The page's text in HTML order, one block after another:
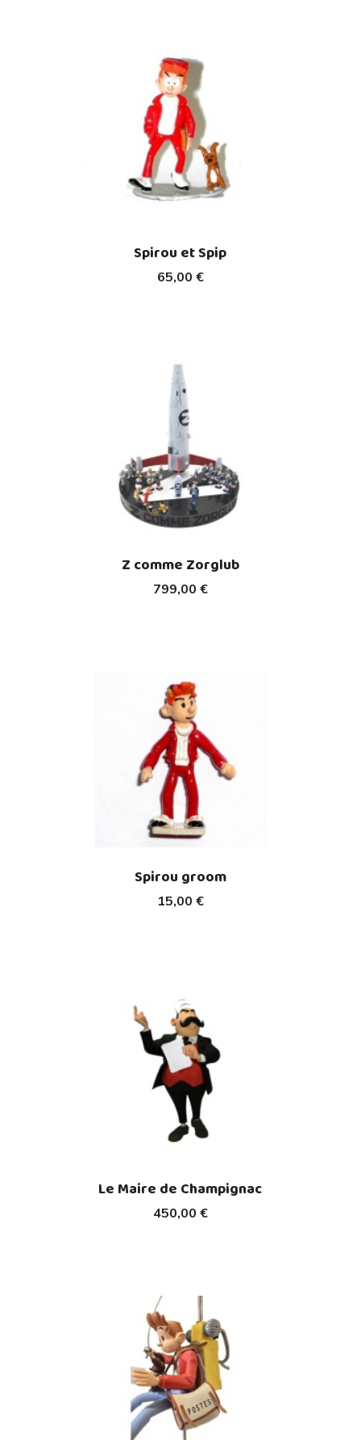
65,00 €
Spirou et Spip
799,00 €
Z comme Zorglub
15,00 €
Spirou groom
450,00 €
Le Maire de Champignac